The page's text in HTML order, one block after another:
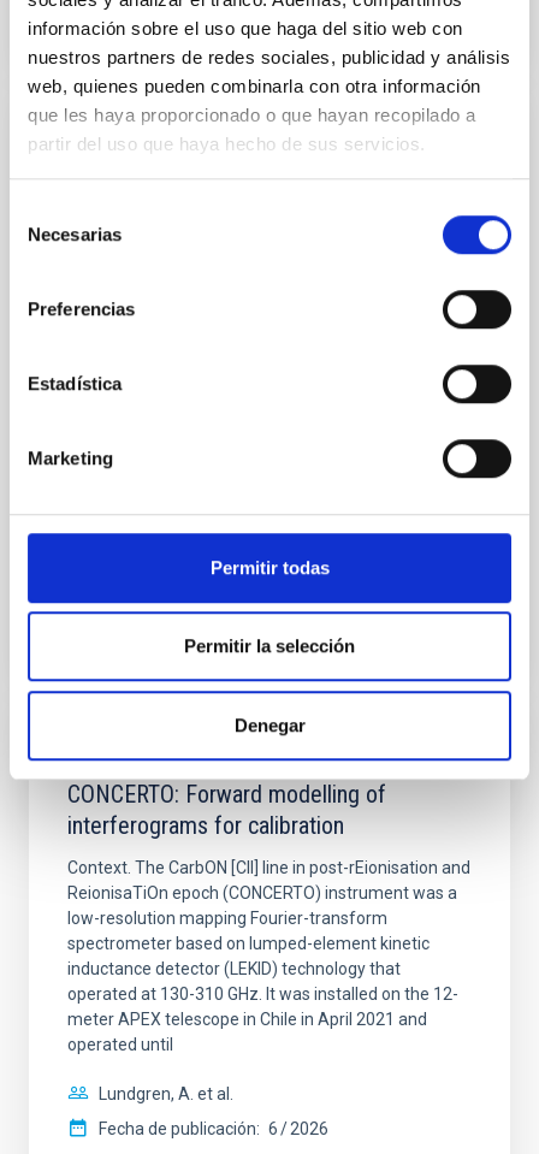
información sobre el uso que haga del sitio web con
nuestros partners de redes sociales, publicidad y análisis
web, quienes pueden combinarla con otra información
que les haya proporcionado o que hayan recopilado a
partir del uso que haya hecho de sus servicios.
Necesarias
Preferencias
Estadística
Marketing
Permitir todas
Permitir la selección
Denegar
NÚMERO DE CITAS 1
CON ÁRBITRO
Joining forces: 30 years of optical
2237+0305, the Einstein Cross, including
technique. This technique uses a region far enough
Fecha de publicación: 6 2026
NÚMERO DE CITAS 0
CONCERTO: Forward modelling of
interferograms for calibration
Context. The CarbON [CII] line in post-rEionisation and
ReionisaTiOn epoch (CONCERTO) instrument was a
low-resolution mapping Fourier-transform
spectrometer based on lumped-element kinetic
inductance detector (LEKID) technology that
operated at 130-310 GHz. It was installed on the 12-
meter APEX telescope in Chile in April 2021 and
operated until
Lundgren, A. et al.
Fecha de publicación: 6 2026